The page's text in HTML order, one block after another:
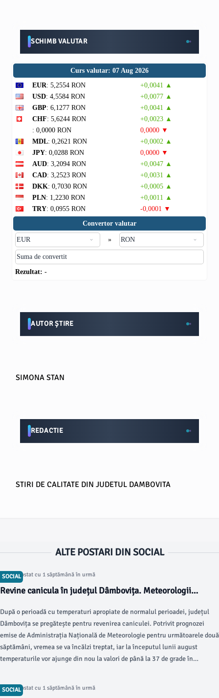
SCHIMB VALUTAR
Curs valutar: 07 Aug 2026
EUR: 5,2554 RON
+0,0041 ▲
USD: 4,5584 RON
+0,0077 ▲
GBP: 6,1277 RON
+0,0041 ▲
CHF: 5,6244 RON
+0,0023 ▲
: 0,0000 RON
0,0000 ▼
MDL: 0,2621 RON
+0,0002 ▲
JPY: 0,0288 RON
0,0000 ▼
AUD: 3,2094 RON
+0,0047 ▲
CAD: 3,2523 RON
+0,0031 ▲
DKK: 0,7030 RON
+0,0005 ▲
PLN: 1,2230 RON
+0,0011 ▲
TRY: 0,0955 RON
-0,0001 ▼
Convertor valutar
»
Rezultat: -
AUTOR ȘTIRE
SIMONA STAN
REDACTIE
STIRI DE CALITATE DIN JUDETUL DAMBOVITA
ALTE POSTARI DIN SOCIAL
SOCIAL
Articol postat cu 1 săptămână în urmă
Revine canicula în județul Dâmbovița. Meteorologii
două săptămâni
După o perioadă cu temperaturi apropiate de normalul perioadei, județul
Dâmbovița se pregătește pentru revenirea caniculei. Potrivit prognozei
emise de Administrația Națională de Meteorologie pentru următoarele două
săptămâni, vremea se va încălzi treptat, iar la începutul lunii august
temperaturile vor ajunge din nou la valori de până la 37 de grade în
SOCIAL
Articol postat cu 1 săptămână în urmă